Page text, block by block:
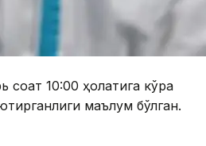
соат 10:00 ҳолатига кўра
маълум бўлган.